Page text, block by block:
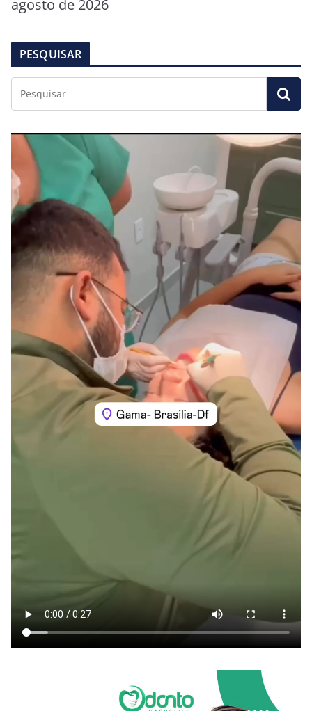
agosto de 2026
PESQUISAR